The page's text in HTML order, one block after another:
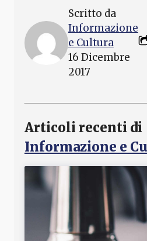
Scritto da
Informazione
e Cultura
16 Dicembre
2017
Articoli recenti di
Informazione e